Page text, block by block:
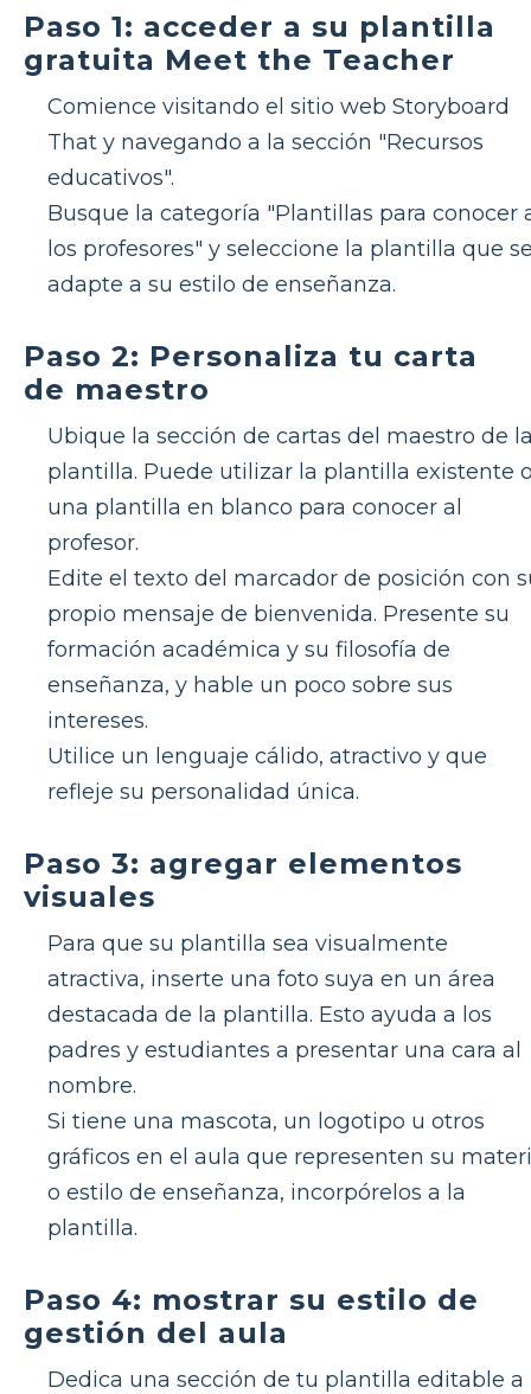
Paso 1: acceder a su plantilla
gratuita Meet the Teacher
Comience visitando el sitio web Storyboard
That y navegando a la sección "Recursos
educativos".
Busque la categoría "Plantillas para conocer
los profesores" y seleccione la plantilla que
adapte a su estilo de enseñanza.
Paso 2: Personaliza tu carta
de maestro
Ubique la sección de cartas del maestro de
plantilla. Puede utilizar la plantilla existente
una plantilla en blanco para conocer al
profesor.
Edite el texto del marcador de posición con
propio mensaje de bienvenida. Presente su
formación académica y su filosofía de
enseñanza, y hable un poco sobre sus
intereses.
Utilice un lenguaje cálido, atractivo y que
refleje su personalidad única.
Paso 3: agregar elementos
visuales
Para que su plantilla sea visualmente
atractiva, inserte una foto suya en un área
destacada de la plantilla. Esto ayuda a los
padres y estudiantes a presentar una cara al
nombre.
Si tiene una mascota, un logotipo u otros
gráficos en el aula que representen su
o estilo de enseñanza, incorpórelos a la
plantilla.
Paso 4: mostrar su estilo de
gestión del aula
Dedica una sección de tu plantilla editable a